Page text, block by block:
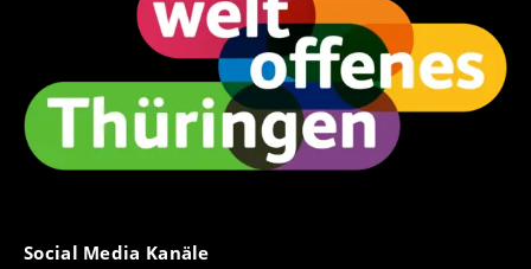
Social Media Kanäle